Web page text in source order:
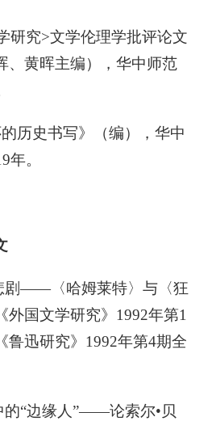
研究>文学伦理学批评论文
、黄晖主编），华中师范
历史书写》（编），华中
年。
剧——〈哈姆莱特〉与〈狂
外国文学研究》1992年第1
鲁迅研究》1992年第4期全
的“边缘人”——论索尔•贝